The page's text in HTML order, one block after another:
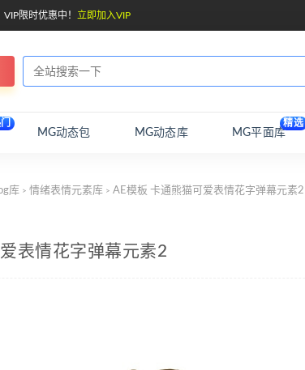
限时优惠中！ 立即加入VIP
MG动态包 MG动态库 MG平面库
精选
库 > 情绪表情元素库 > AE模板 卡通熊猫可爱表情花字弹幕元素2
表情花字弹幕元素2